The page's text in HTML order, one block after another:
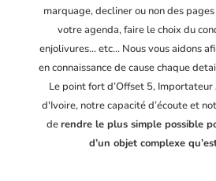
marquage, decliner ou non des
votre agenda, faire le choix du
enjolivures… etc… Nous vous aidons
en connaissance de cause chaque
Le point fort d’Offset 5,
d'Ivoire, notre capacité d’écoute et
derendre le plus simple possible
d’un objet complexe